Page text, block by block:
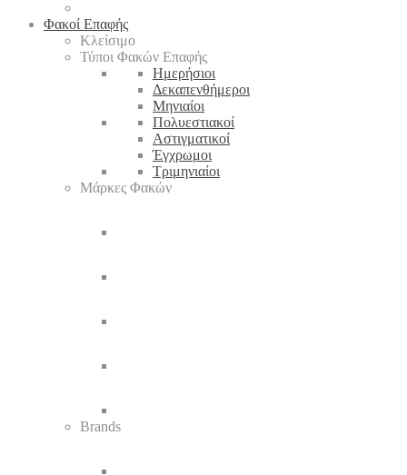
Φακοί Επαφής
Κλείσιμο
Τύποι Φακών Επαφής
Ημερήσιοι
Δεκαπενθήμεροι
Μηνιαίοι
Πολυεστιακοί
Αστιγματικοί
Έγχρωμοι
Τριμηνιαίοι
Μάρκες Φακών
Brands